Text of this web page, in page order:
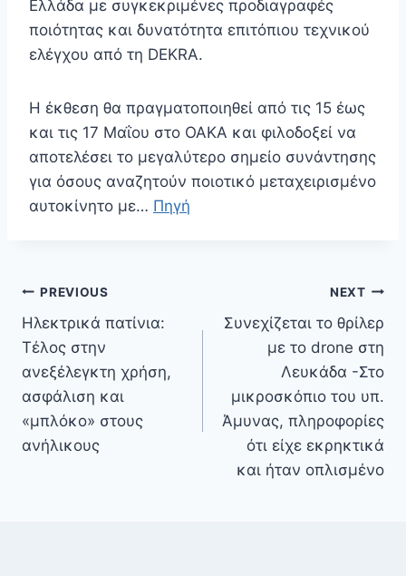
Ελλάδα με συγκεκριμένες προδιαγραφές
ποιότητας και δυνατότητα επιτόπιου τεχνικού
ελέγχου από τη DEKRA.
Η έκθεση θα πραγματοποιηθεί από τις 15 έως
και τις 17 Μαΐου στο ΟΑΚΑ και φιλοδοξεί να
αποτελέσει το μεγαλύτερο σημείο συνάντησης
για όσους αναζητούν ποιοτικό μεταχειρισμένο
αυτοκίνητο με… Πηγή
Πλοήγηση
άρθρων
PREVIOUS
Ηλεκτρικά πατίνια:
Τέλος στην
ανεξέλεγκτη χρήση,
ασφάλιση και
«μπλόκο» στους
ανήλικους
NEXT
Συνεχίζεται το θρίλερ
με το drone στη
Λευκάδα -Στο
μικροσκόπιο του υπ.
Άμυνας, πληροφορίες
ότι είχε εκρηκτικά
και ήταν οπλισμένο